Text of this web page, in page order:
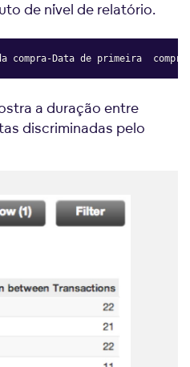
de nível de relatório.
compra-Data de primeiraCopy
a duração entre
discriminadas pelo